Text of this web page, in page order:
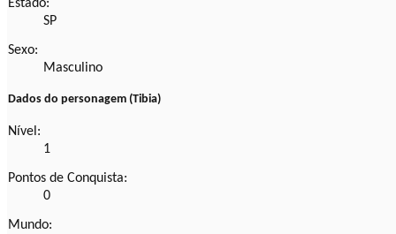
Estado:
SP
Sexo:
Masculino
Dados do personagem (Tibia)
Nível:
1
Pontos de Conquista:
0
Mundo: